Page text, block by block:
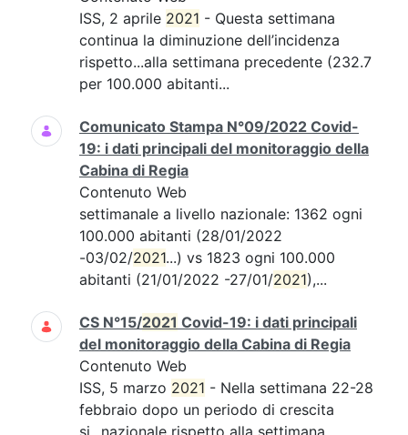
ISS, 2 aprile 2021 - Questa settimana
continua la diminuzione dell’incidenza
rispetto...alla settimana precedente (232.7
per 100.000 abitanti...
Comunicato Stampa N°09/2022 Covid-
19: i dati principali del monitoraggio della
Cabina di Regia
Contenuto Web
settimanale a livello nazionale: 1362 ogni
100.000 abitanti (28/01/2022
-03/02/2021...) vs 1823 ogni 100.000
abitanti (21/01/2022 -27/01/2021),...
CS N°15/2021 Covid-19: i dati principali
del monitoraggio della Cabina di Regia
Contenuto Web
ISS, 5 marzo 2021 - Nella settimana 22-28
febbraio dopo un periodo di crescita
si...nazionale rispetto alla settimana